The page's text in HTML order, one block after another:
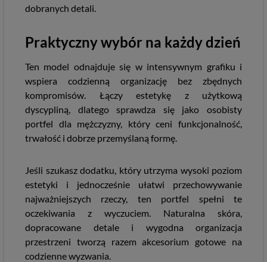
dobranych detali.
Praktyczny wybór na każdy dzień
Ten model odnajduje się w intensywnym grafiku i
wspiera codzienną organizację bez zbędnych
kompromisów. Łączy estetykę z użytkową
dyscypliną, dlatego sprawdza się jako osobisty
portfel dla mężczyzny, który ceni funkcjonalność,
trwałość i dobrze przemyślaną formę.
Jeśli szukasz dodatku, który utrzyma wysoki poziom
estetyki i jednocześnie ułatwi przechowywanie
najważniejszych rzeczy, ten portfel spełni te
oczekiwania z wyczuciem. Naturalna skóra,
dopracowane detale i wygodna organizacja
przestrzeni tworzą razem akcesorium gotowe na
codzienne wyzwania.